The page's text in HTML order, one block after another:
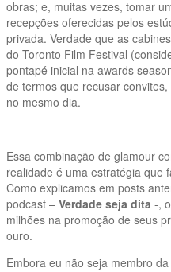
obras; e, muitas vezes, tomar
recepções oferecidas pelos
privada. Verdade que as
do Toronto Film Festival
pontapé inicial na awards
de termos que recusar
no mesmo dia.
Essa combinação de glamour
realidade é uma estratégia que
Como explicamos em posts
podcast – Verdade seja dita -,
milhões na promoção de seus
ouro.
Embora eu não seja membro